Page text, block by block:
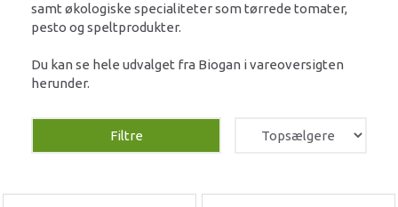
samt økologiske specialiteter som tørrede tomater,
pesto og speltprodukter.
Du kan se hele udvalget fra Biogan i vareoversigten
herunder.
Filtre